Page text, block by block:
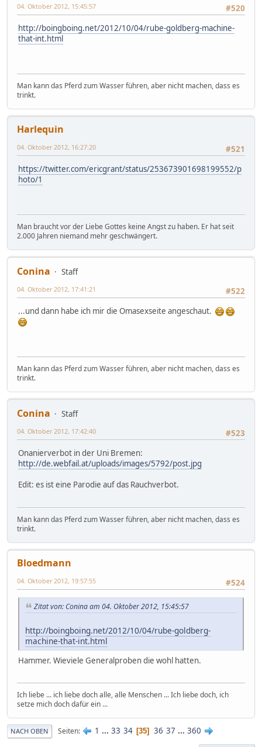
#520
04. Oktober 2012, 15:45:57
http://boingboing.net/2012/10/04/rube-goldberg-machine-
that-int.html
Man kann das Pferd zum Wasser führen, aber nicht machen, dass es
trinkt.
Harlequin
#521
04. Oktober 2012, 16:27:20
https://twitter.com/ericgrant/status/253673901698199552/p
hoto/1
Man braucht vor der Liebe Gottes keine Angst zu haben. Er hat seit
2.000 Jahren niemand mehr geschwängert.
Conina
Staff
#522
04. Oktober 2012, 17:41:21
...und dann habe ich mir die Omasexseite angeschaut.
Man kann das Pferd zum Wasser führen, aber nicht machen, dass es
trinkt.
Conina
Staff
#523
04. Oktober 2012, 17:42:40
Onanierverbot in der Uni Bremen:
http://de.webfail.at/uploads/images/5792/post.jpg
Edit: es ist eine Parodie auf das Rauchverbot.
Man kann das Pferd zum Wasser führen, aber nicht machen, dass es
trinkt.
Bloedmann
#524
04. Oktober 2012, 19:57:55
Zitat von: Conina am 04. Oktober 2012, 15:45:57
http://boingboing.net/2012/10/04/rube-goldberg-
machine-that-int.html
Hammer. Wieviele Generalproben die wohl hatten.
Ich liebe ... ich liebe doch alle, alle Menschen ... Ich liebe doch, ich
setze mich doch dafür ein ...
NACH OBEN Seiten 1 ... 33 34 35 36 37 ... 360